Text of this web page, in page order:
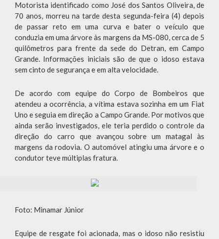
Motorista identificado como José dos Santos Oliveira, de
70 anos, morreu na tarde desta segunda-feira (4) depois
de passar reto em uma curva e bater o veículo que
conduzia em uma árvore às margens da MS-080, cerca de 5
quilômetros para frente da sede do Detran, em Campo
Grande. Informações iniciais são de que o idoso estava
sem cinto de segurança e em alta velocidade.
De acordo com equipe do Corpo de Bombeiros que
atendeu a ocorrência, a vítima estava sozinha em um Fiat
Uno e seguia em direção a Campo Grande. Por motivos que
ainda serão investigados, ele teria perdido o controle da
direção do carro que avançou sobre um matagal às
margens da rodovia. O automóvel atingiu uma árvore e o
condutor teve múltiplas fratura.
Foto: Minamar Júnior
Equipe de resgate foi acionada, mas o idoso não resistiu